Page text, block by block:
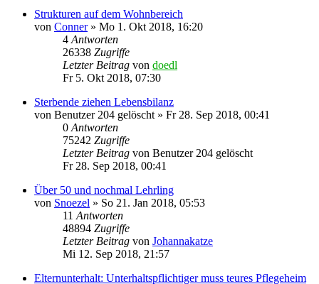
Strukturen auf dem Wohnbereich
von Conner» Mo 1. Okt 2018, 16:20
4 Antworten
26338 Zugriffe
Letzter Beitrag von doedl
Fr 5. Okt 2018, 07:30
Sterbende ziehen Lebensbilanz
von Benutzer 204 gelöscht » Fr 28. Sep 2018, 00:41
0 Antworten
75242 Zugriffe
Letzter Beitrag von Benutzer 204 gelöscht
Fr 28. Sep 2018, 00:41
Über 50 und nochmal Lehrling
von Snoezel » So 21. Jan 2018, 05:53
11 Antworten
48894 Zugriffe
Letzter Beitrag von Johannakatze
Mi 12. Sep 2018, 21:57
Elternunterhalt: Unterhaltspflichtiger muss teures Pflegeheim